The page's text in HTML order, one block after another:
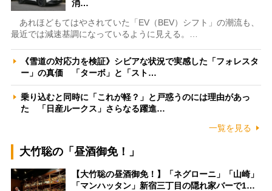
消…
あれほどもてはやされていた「EV（BEV）シフト」の潮流も、
最近では減速基調になっているように見える。…
《雪道の対応力を検証》シビアな状況で実感した「フォレスタ
ー」の真価 「ターボ」と「スト…
乗り込むと同時に「これが軽？」と戸惑うのには理由があっ
た 「日産ルークス」さらなる躍進…
一覧を見る
大竹聡の「昼酒御免！」
【大竹聡の昼酒御免！】「ネグローニ」「山崎」
「マンハッタン」新宿三丁目の隠れ家バーで1…